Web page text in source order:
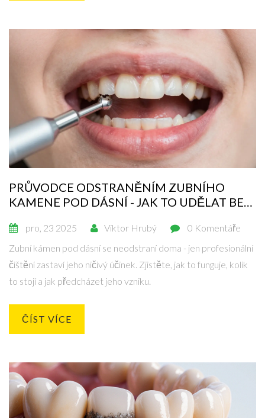
PRŮVODCE ODSTRANĚNÍM ZUBNÍHO
KAMENE POD DÁSNÍ - JAK TO UDĚLAT BEZ
pro, 23 2025 Viktor Hrubý
0 Komentáře
Zubní kámen pod dásní se neodstraní doma - jen profesionální
čištění zastaví jeho ničivý účinek. Zjistěte, jak to funguje, kolik
to stojí a jak předcházet jeho vzniku.
ČÍST VÍCE